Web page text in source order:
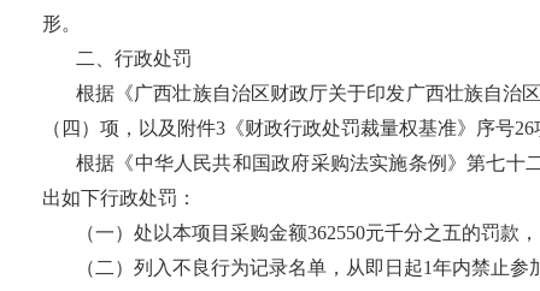
形。
二、行政处罚
根据《广西壮族自治区财政厅关于印发广西壮族自治
（四）项，以及附件3《财政行政处罚裁量权基准》序号
根据《中华人民共和国政府采购法实施条例》第七十
出如下行政处罚：
（一）处以本项目采购金额362550元千分之五的罚款
（二）列入不良行为记录名单，从即日起1年内禁止